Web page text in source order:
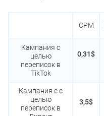
CPM
Кампания с
целью
переписок в
TikTok
0,31$
Кампания с с
целью
переписок в
3,5$